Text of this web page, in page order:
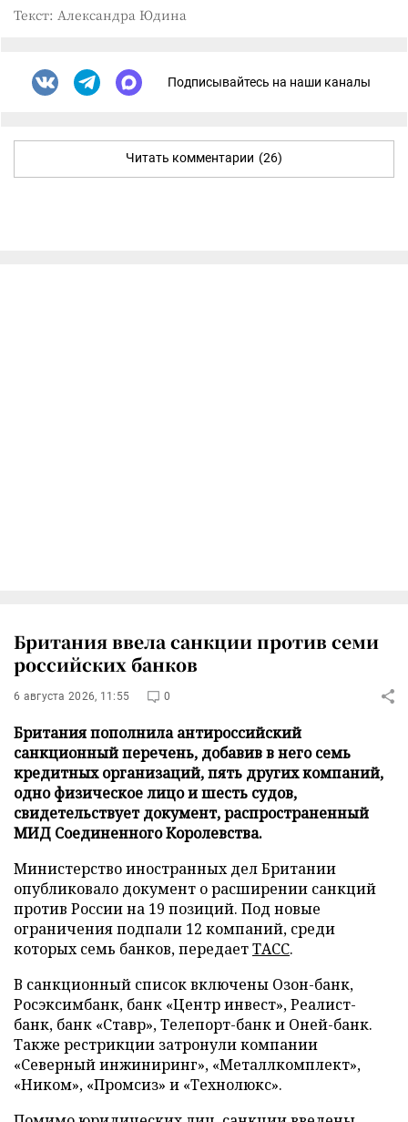
Текст: Александра Юдина
Подписывайтесь на наши каналы
Читать комментарии (26)
Британия ввела санкции против семи
российских банков
6 августа 2026, 11:55 0
Британия пополнила антироссийский
санкционный перечень, добавив в него семь
кредитных организаций, пять других компаний,
одно физическое лицо и шесть судов,
свидетельствует документ, распространенный
МИД Соединенного Королевства.
Министерство иностранных дел Британии
опубликовало документ о расширении санкций
против России на 19 позиций. Под новые
ограничения подпали 12 компаний, среди
которых семь банков, передаетТАСС.
В санкционный список включены Озон-банк,
Росэксимбанк, банк «Центр инвест», Реалист-
банк, банк «Ставр», Телепорт-банк и Оней-банк.
Также рестрикции затронули компании
«Северный инжиниринг», «Металлкомплект»,
«Ником», «Промсиз» и «Технолюкс».